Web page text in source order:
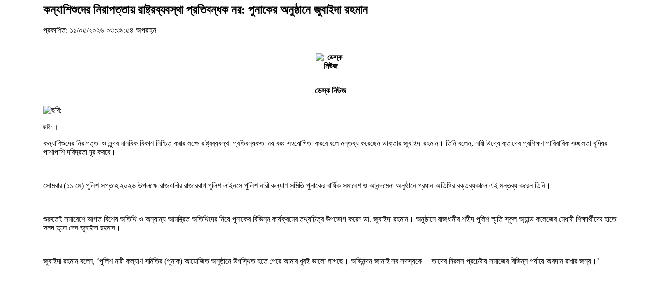
কন্যাশিশুদের নিরাপত্তায় রাষ্ট্রব্যবস্থা প্রতিবন্ধক নয়: পুনাকের অনুষ্ঠানে জুবাইদা রহমান
প্রকাশিত: ১১/০৫/২০২৬ ০৩:৩৯:৫৪ অপরাহ্ন
ডেস্ক নিউজ
ছবি: ।
কন্যাশিশুদের নিরাপত্তা ও সুন্দর মানবিক বিকাশ নিশ্চিত করার লক্ষে রাষ্ট্রব্যবস্থা প্রতিবন্ধকতা নয় বরং সহযোগিতা করবে বলে মন্তব্য করেছেন ডাক্তার জুবাইদা রহমান। তিনি বলেন, নারী উদ্যোক্তাদের প্রশিক্ষণ পারিবারিক সচ্ছলতা বৃদ্ধির
পাশাপাশি দরিদ্রতা দূর করবে।
সোমবার (১১ মে) পুলিশ সপ্তাহ ২০২৬ উপলক্ষে রাজধানীর রাজারবাগ পুলিশ লাইনসে পুলিশ নারী কল্যাণ সমিতি পুনাকের বার্ষিক সমাবেশ ও আনন্দমেলা অনুষ্ঠানে প্রধান অতিথির বক্তব্যকালে এই মন্তব্য করেন তিনি।
শুরুতেই সমাবেশে আগত বিশেষ অতিথি ও অন্যান্য আমন্ত্রিত অতিথিদের নিয়ে পুনাকের বিভিন্ন কার্যক্রমের তথ্যচিত্র উপভোগ করেন ডা. জুবাইদা রহমান। অনুষ্ঠানে রাজধানীর শহীদ পুলিশ স্মৃতি স্কুল অ্যান্ড কলেজের মেধাবী শিক্ষার্থীদের হাতে
সনদ তুলে দেন জুবাইদা রহমান।
জুবাইদা রহমান বলেন, ‘পুলিশ নারী কল্যাণ সমিতির (পুনাক) আয়োজিত অনুষ্ঠানে উপস্থিত হতে পেরে আমার খুবই ভালো লাগছে। অভিনন্দন জানাই সব সদস্যকে— তাদের নিরলস প্রচেষ্টায় সমাজের বিভিন্ন পর্যায়ে অবদান রাখার জন্য।’